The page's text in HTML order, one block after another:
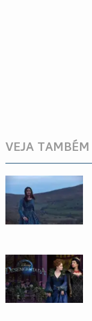
VEJA TAMBÉM